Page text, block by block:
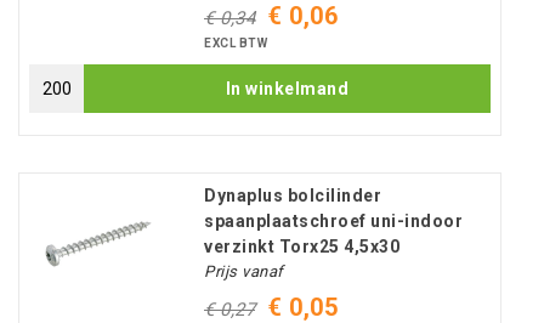
€ 0,34 € 0,06
EXCL BTW
In winkelmand
Dynaplus bolcilinder
spaanplaatschroef uni-indoor
verzinkt Torx25 4,5x30
Prijs vanaf
€ 0,27 € 0,05